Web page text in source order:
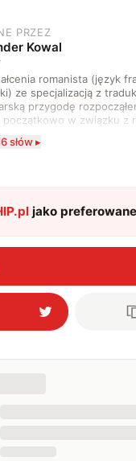
PRZEZ
Kowal
romanista (język
ze specjalizacją z
przygodę
początkowo w związku z
i filmów. Obecnie
częściej na tematy
oraz oglądać sport.
słów ▸
jako